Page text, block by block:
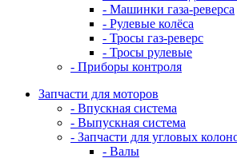
- Машинки газа-реверса
- Рулевые колёса
- Тросы газ-реверс
- Тросы рулевые
- Приборы контроля
Запчасти для моторов
- Впускная система
- Выпускная система
- Запчасти для угловых
- Валы